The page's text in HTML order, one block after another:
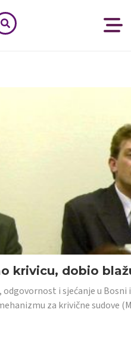
krivicu, dobio
odgovornost i sjećanje u
za krivične sudove